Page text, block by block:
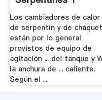
Chaqueta | .
Los cambiadores de calor
de serpentín y de
están por lo general
provistos de equipo de
agitación ... del tanque y
la anchura de ... caliente.
Según el ...